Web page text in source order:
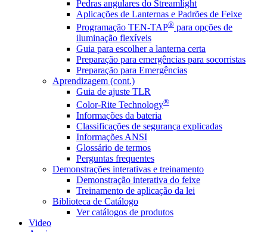
Pedras angulares do Streamlight
Aplicações de Lanternas e Padrões de Feixe
Programação TEN-TAP® para opções de
iluminação flexíveis
Guia para escolher a lanterna certa
Preparação para emergências para socorristas
Preparação para Emergências
Aprendizagem (cont.)
Guia de ajuste TLR
Color-Rite Technology®
Informações da bateria
Classificações de segurança explicadas
Informações ANSI
Glossário de termos
Perguntas frequentes
Demonstrações interativas e treinamento
Demonstração interativa do feixe
Treinamento de aplicação da lei
Biblioteca de Catálogo
Ver catálogos de produtos
Video